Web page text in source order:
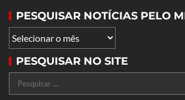
PESQUISAR NOTÍCIAS PELO
PESQUISAR NO SITE